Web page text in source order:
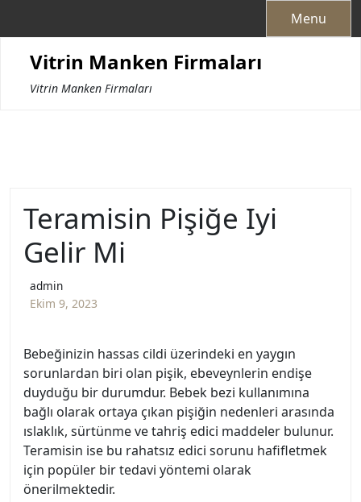
Menu
Vitrin Manken Firmaları
Vitrin Manken Firmaları
Teramisin Pişiğe Iyi
Gelir Mi
admin
Ekim 9, 2023
Bebeğinizin hassas cildi üzerindeki en yaygın
sorunlardan biri olan pişik, ebeveynlerin endişe
duyduğu bir durumdur. Bebek bezi kullanımına
bağlı olarak ortaya çıkan pişiğin nedenleri arasında
ıslaklık, sürtünme ve tahriş edici maddeler bulunur.
Teramisin ise bu rahatsız edici sorunu hafifletmek
için popüler bir tedavi yöntemi olarak
önerilmektedir.